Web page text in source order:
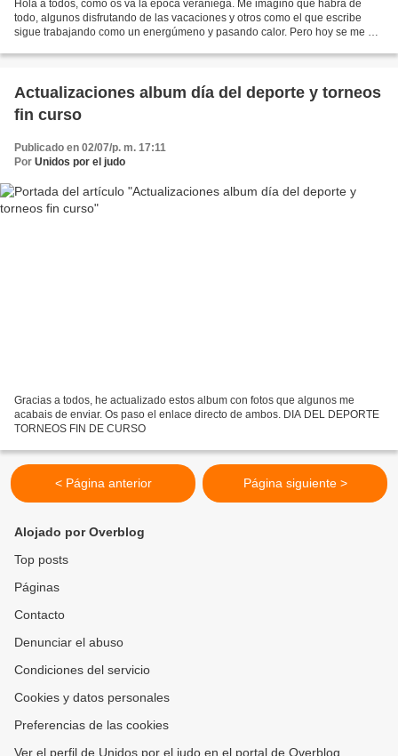
Hola a todos, como os va la época veraniega. Me imagino que habrá de
todo, algunos disfrutando de las vacaciones y otros como el que escribe
sigue trabajando como un energúmeno y pasando calor. Pero hoy se me ha
Actualizaciones album día del deporte y torneos
fin curso
Publicado en 02/07/p. m. 17:11
Por Unidos por el judo
Gracias a todos, he actualizado estos album con fotos que algunos me
acabais de enviar. Os paso el enlace directo de ambos. DIA DEL DEPORTE
TORNEOS FIN DE CURSO
< Página anterior Página siguiente >
Alojado por Overblog
Top posts
Páginas
Contacto
Denunciar el abuso
Condiciones del servicio
Cookies y datos personales
Preferencias de las cookies
Ver el perfil de Unidos por el judo en el portal de Overblog